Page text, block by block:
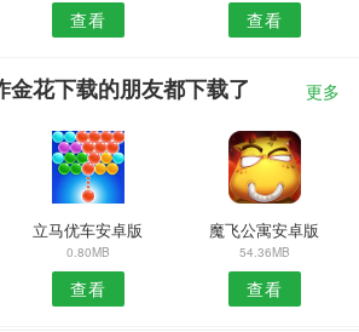
查看 查看
金花下载的朋友都下载了 更多
立马优车安卓版
0.80MB
查看
魔飞公寓安卓版
54.36MB
查看